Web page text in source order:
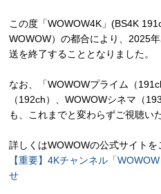
この度「WOWOW4K」(BS4K
WOWOW）の都合により、2025
送を終了することとなりました。
なお、「WOWOWプライム（
（192ch）、WOWOWシネマ（
も、これまでと変わらずご視聴い
詳しくはWOWOWの公式サイトを
【重要】4Kチャンネル「
せ